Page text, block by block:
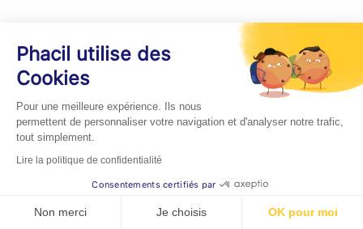
Phacil utilise des
Cookies
Pour une meilleure expérience. Ils nous
permettent de personnaliser votre navigation et d'analyser notre trafic,
tout simplement.
Lire la politique de confidentialité
Consentements certifiés par
Non merci Je choisis OK pour moi